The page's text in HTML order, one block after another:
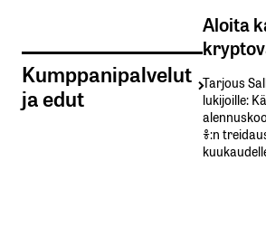
Kumppanipalvelut
ja edut
Aloita
Tarjous
lukijoille:
%:n